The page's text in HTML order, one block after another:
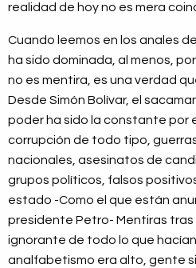
realidad de hoy no es mera
Cuando leemos en los anales
ha sido dominada, al menos,
no es mentira, es una verdad
Desde Simón Bolívar, el
poder ha sido la constante por
corrupción de todo tipo,
nacionales, asesinatos de
grupos políticos, falsos
estado -Como el que están
presidente Petro- Mentiras tras
ignorante de todo lo que
analfabetismo era alto, gente